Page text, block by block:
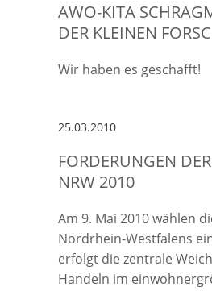
AWO-KITA
ER KLEINEN
Wir haben es geschafft!
25.03.2010
FORDERUNGEN
NRW 2010
Am 9. Mai 2010 wählen
Nordrhein-Westfalens
erfolgt die zentrale
Handeln im